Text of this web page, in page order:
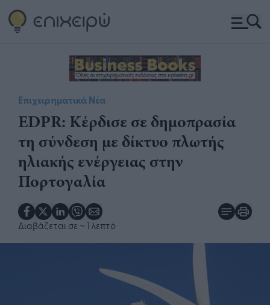
Επιχειρηματικά Νέα
EDPR: Κέρδισε σε δημοπρασία
τη σύνδεση με δίκτυο πλωτής
ηλιακής ενέργειας στην
Πορτογαλία
Διαβάζεται σε ~ 1 λεπτό